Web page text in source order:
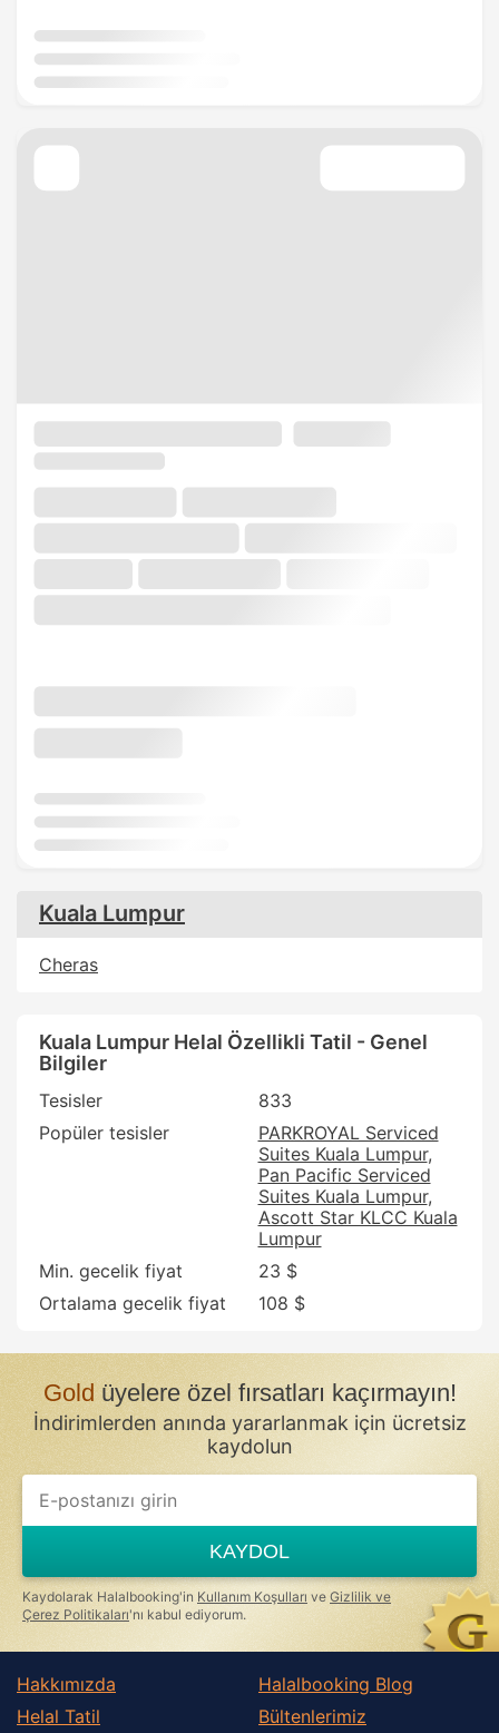
Kuala Lumpur
Cheras
Kuala Lumpur Helal Özellikli Tatil - Genel
Bilgiler
Tesisler
833
Popüler tesisler
PARKROYAL Serviced
Suites Kuala Lumpur
Pan Pacific Serviced
Suites Kuala Lumpur
Ascott Star KLCC Kuala
Lumpur
Min. gecelik fiyat
23 $
Ortalama gecelik fiyat
108 $
Goldüyelere özel fırsatları kaçırmayın!
İndirimlerden anında yararlanmak için ücretsiz
kaydolun
If
you
ignore
this
field
KAYDOL
Kaydolarak Halalbooking'in Kullanım Koşulları ve Gizlilik ve
Çerez Politikaları'nı kabul ediyorum.
Hakkımızda
Helal Tatil
Halalbooking Blog
Bültenlerimiz